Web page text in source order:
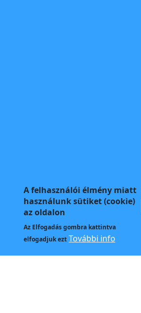
A felhasználói élmény miatt
használunk sütiket (cookie)
az oldalon
Az Elfogadásgombra kattintva
elfogadjuk ezt További info